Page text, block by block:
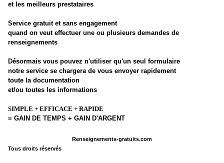
et les meilleurs prestataires
Service gratuit et sans engagement
quand on veut effectuer une ou plusieurs demandes de
renseignements
Désormais vous pouvez n'utiliser qu'un seul formulaire
notre service se chargera de vous envoyer rapidement
toute la documentation
et/ou toutes les informations
SIMPLE + EFFICACE + RAPIDE
= GAIN DE TEMPS + GAIN D'ARGENT
Renseignements-gratuits.com
Tous droits réservés